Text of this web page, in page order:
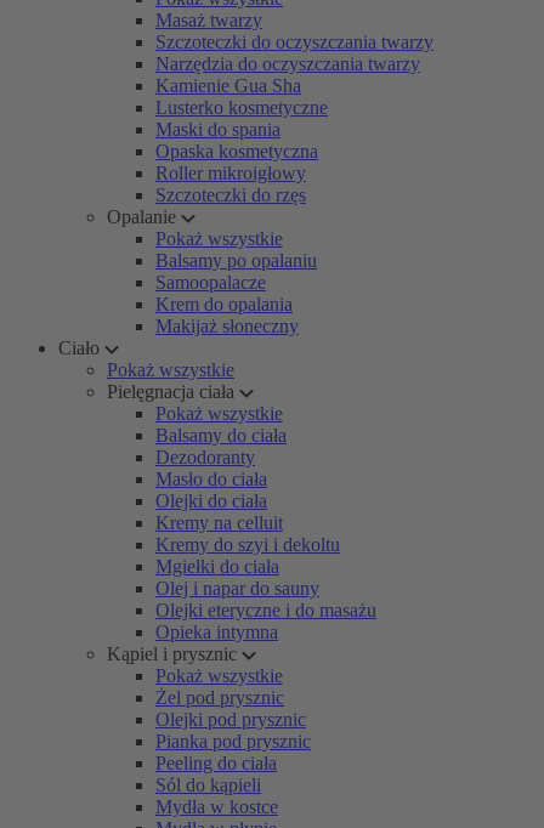
Masaż twarzy
Szczoteczki do oczyszczania twarzy
Narzędzia do oczyszczania twarzy
Kamienie Gua Sha
Lusterko kosmetyczne
Maski do spania
Opaska kosmetyczna
Roller mikroigłowy
Szczoteczki do rzęs
Opalanie
Pokaż wszystkie
Balsamy po opalaniu
Samoopalacze
Krem do opalania
Makijaż słoneczny
Ciało
Pokaż wszystkie
Pielęgnacja ciała
Pokaż wszystkie
Balsamy do ciała
Dezodoranty
Masło do ciała
Olejki do ciała
Kremy na celluit
Kremy do szyi i dekoltu
Mgiełki do ciała
Olej i napar do sauny
Olejki eteryczne i do masażu
Opieka intymna
Kąpiel i prysznic
Pokaż wszystkie
Żel pod prysznic
Olejki pod prysznic
Pianka pod prysznic
Peeling do ciała
Sól do kąpieli
Mydła w kostce